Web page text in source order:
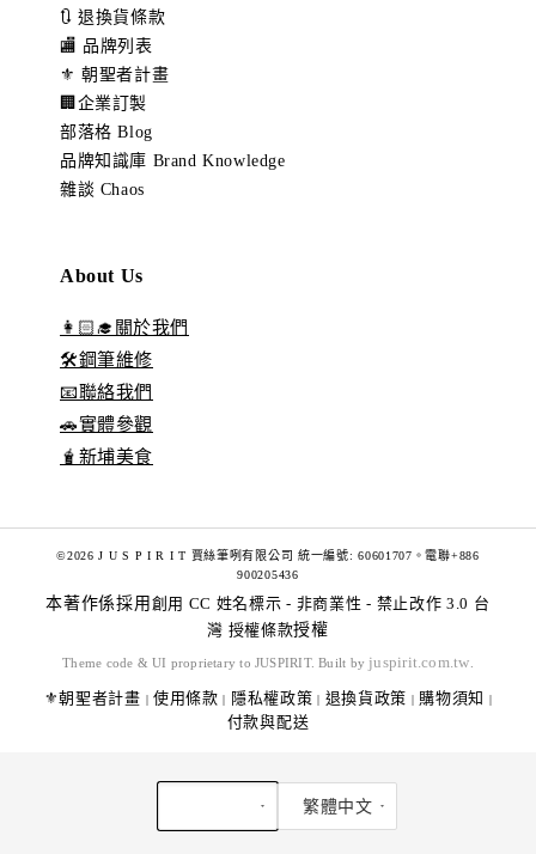
🔃 退換貨條款
🏬 品牌列表
⚜️ 朝聖者計畫
🏢企業訂製
部落格 Blog
品牌知識庫 Brand Knowledge
雜談 Chaos
About Us
👩🏻‍🎓關於我們
🛠️鋼筆維修
📧聯絡我們
🚗實體參觀
🧋新埔美食
©2026 J U S P I R I T 賈絲筆咧有限公司 統一編號: 60601707。電聯+886
900205436
本著作係採用 創用 CC 姓名標示 - 非商業性 - 禁止改作 3.0 台
灣 授權條款授權
Theme code & UI proprietary to JUSPIRIT. Built by juspirit.com.tw.
⚜️朝聖者計畫 使用條款 隱私權政策 退換貨政策 購物須知
付款與配送